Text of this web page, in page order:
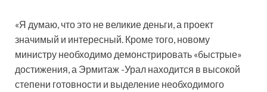
«Я думаю, что это не великие деньги, а проект
значимый и интересный. Кроме того, новому
министру необходимо демонстрировать «быстрые»
достижения, а Эрмитаж -Урал находится в высокой
степени готовности и выделение необходимого